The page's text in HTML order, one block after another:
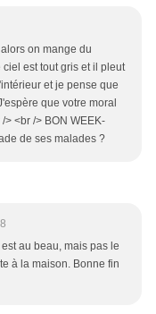
on mange du
est tout gris et il pleut
et je pense que
que votre moral
<br /> BON WEEK-
de ses malades ?
au beau, mais pas le
à la maison. Bonne fin